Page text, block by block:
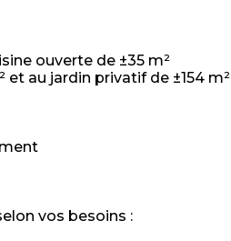
ouverte de ±35 m²
et au jardin privatif de ±154 m²
vos besoins :